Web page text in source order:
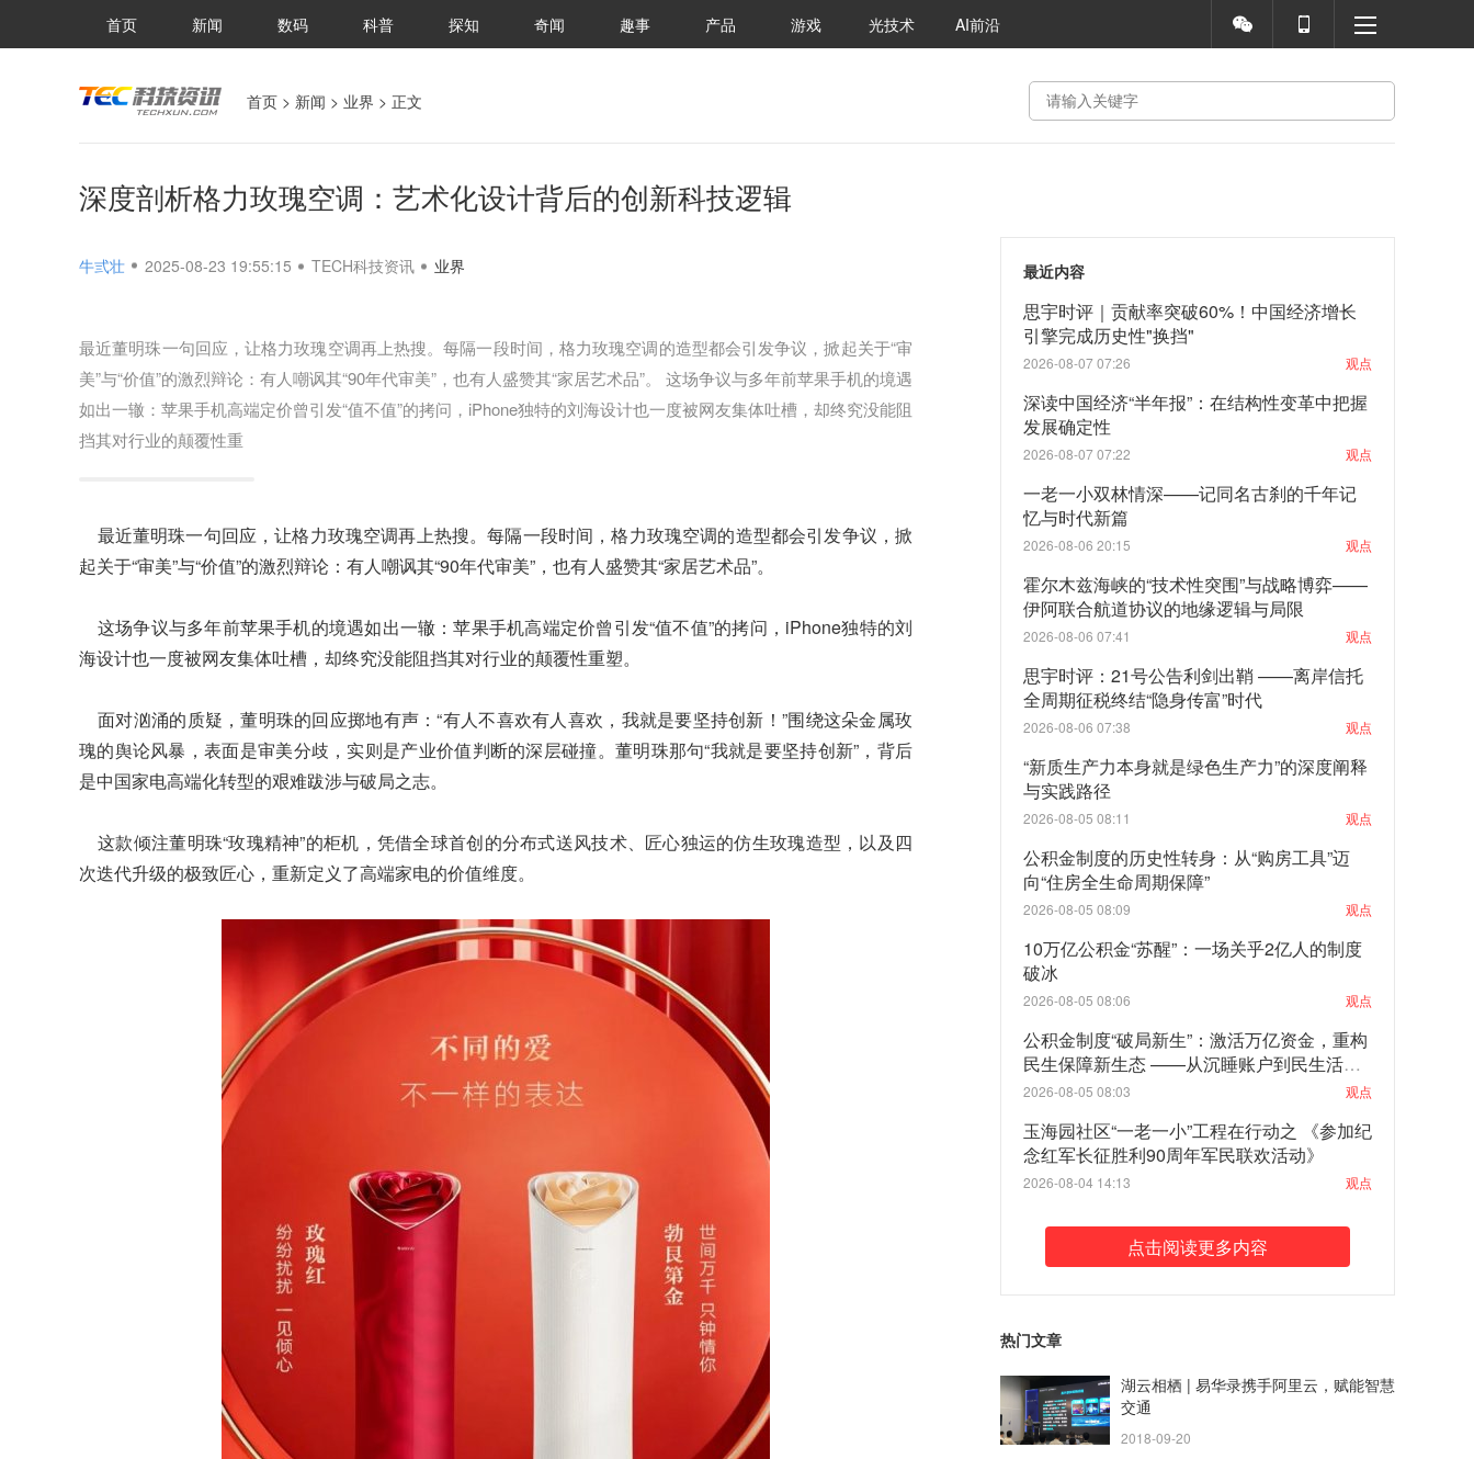
首页 新闻 数码 科普 探知 奇闻 趣事 产品 游戏 光技术 AI前沿
首页 > 新闻 > 业界 > 正文
深度剖析格力玫瑰空调：艺术化设计背后的创新科技逻辑
牛弎壮 2025-08-23 19:55:15 TECH科技资讯 业界
最近董明珠一句回应，让格力玫瑰空调再上热搜。每隔一段时间，格力玫瑰空调的造型都会引发争议，掀起关于“审
美”与“价值”的激烈辩论：有人嘲讽其“90年代审美”，也有人盛赞其“家居艺术品”。 这场争议与多年前苹果手机的境遇
如出一辙：苹果手机高端定价曾引发“值不值”的拷问，iPhone独特的刘海设计也一度被网友集体吐槽，却终究没能阻
挡其对行业的颠覆性重
最近董明珠一句回应，让格力玫瑰空调再上热搜。每隔一段时间，格力玫瑰空调的造型都会引发争议，掀
起关于“审美”与“价值”的激烈辩论：有人嘲讽其“90年代审美”，也有人盛赞其“家居艺术品”。
这场争议与多年前苹果手机的境遇如出一辙：苹果手机高端定价曾引发“值不值”的拷问，iPhone独特的刘
海设计也一度被网友集体吐槽，却终究没能阻挡其对行业的颠覆性重塑。
面对汹涌的质疑，董明珠的回应掷地有声：“有人不喜欢有人喜欢，我就是要坚持创新！”围绕这朵金属玫
瑰的舆论风暴，表面是审美分歧，实则是产业价值判断的深层碰撞。董明珠那句“我就是要坚持创新”，背后
是中国家电高端化转型的艰难跋涉与破局之志。
这款倾注董明珠“玫瑰精神”的柜机，凭借全球首创的分布式送风技术、匠心独运的仿生玫瑰造型，以及四
次迭代升级的极致匠心，重新定义了高端家电的价值维度。
最近内容
思宇时评｜贡献率突破60%！中国经济增长
引擎完成历史性"换挡"
2026-08-07 07:26 观点
深读中国经济“半年报”：在结构性变革中把握
发展确定性
2026-08-07 07:22 观点
一老一小双林情深——记同名古刹的千年记
忆与时代新篇
2026-08-06 20:15 观点
霍尔木兹海峡的“技术性突围”与战略博弈——
伊阿联合航道协议的地缘逻辑与局限
2026-08-06 07:41 观点
思宇时评：21号公告利剑出鞘 ——离岸信托
全周期征税终结“隐身传富”时代
2026-08-06 07:38 观点
“新质生产力本身就是绿色生产力”的深度阐释
与实践路径
2026-08-05 08:11 观点
公积金制度的历史性转身：从“购房工具”迈
向“住房全生命周期保障”
2026-08-05 08:09 观点
10万亿公积金“苏醒”：一场关乎2亿人的制度
破冰
2026-08-05 08:06 观点
公积金制度“破局新生”：激活万亿资金，重构
民生保障新生态 ——从沉睡账户到民生活
水：一场关乎亿万家庭的制度性觉醒
2026-08-05 08:03 观点
玉海园社区“一老一小”工程在行动之 《参加纪
念红军长征胜利90周年军民联欢活动》
2026-08-04 14:13 观点
点击阅读更多内容
热门文章
湖云相栖 | 易华录携手阿里云，赋能智慧
交通
2018-09-20